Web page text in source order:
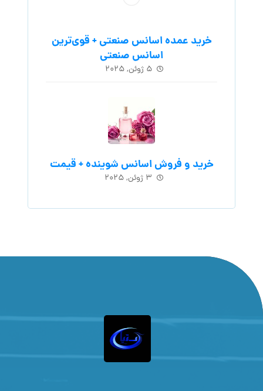
خرید عمده اسانس صنعتی + قوی‌ترین
اسانس‌ صنعتی
۵ ژوئن, ۲۰۲۵
خرید و فروش اسانس شوینده + قیمت
۳ ژوئن, ۲۰۲۵